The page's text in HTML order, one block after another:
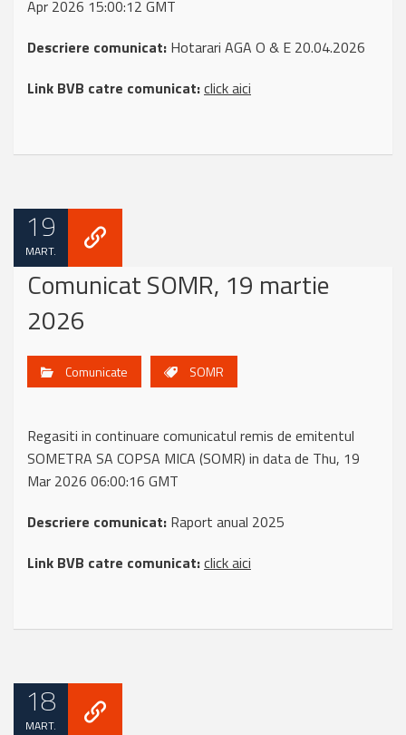
Apr 2026 15:00:12 GMT
Descriere comunicat: Hotarari AGA O & E 20.04.2026
Link BVB catre comunicat:click aici
19
MART.
Comunicat SOMR, 19 martie
2026
Comunicate SOMR
Regasiti in continuare comunicatul remis de emitentul
SOMETRA SA COPSA MICA (SOMR) in data de Thu, 19
Mar 2026 06:00:16 GMT
Descriere comunicat: Raport anual 2025
Link BVB catre comunicat:click aici
18
MART.